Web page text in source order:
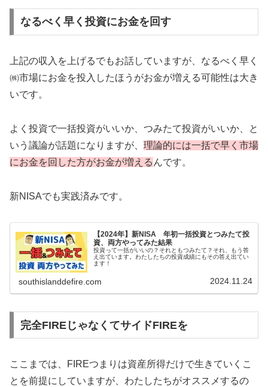
なるべく早く投資にお金を回す
上記の収入を上げるでもお話していますが、なるべく早く
㈱市場にお金を投入したほうがお金が増える可能性は大き
いです。
よく投資で一括投資がいいか、つみたて投資がいいか、と
いう議論が話題になりますが、 理論的には一括で早く市場
にお金を回した方がお金が増える んです。
新NISAでも実践済みです。
【2024年】新NISA 年初一括投資とつみたて投
資、両方やってみた結果
投資って一括がいいの？それともつみたて？それ、もう答
え出ています。わたしたちの投資成績にもその答え出てい
ます！
southislanddefire.com 2024.11.24
完全FIREじゃなくてサイドFIREを
ここまでは、FIREつまりは資産所得だけで生きていくこ
とを前提にしていますが、わたしたちがオススメするの